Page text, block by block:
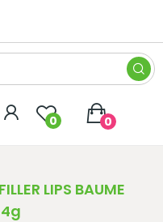
0 0
LIPS BAUME
4g